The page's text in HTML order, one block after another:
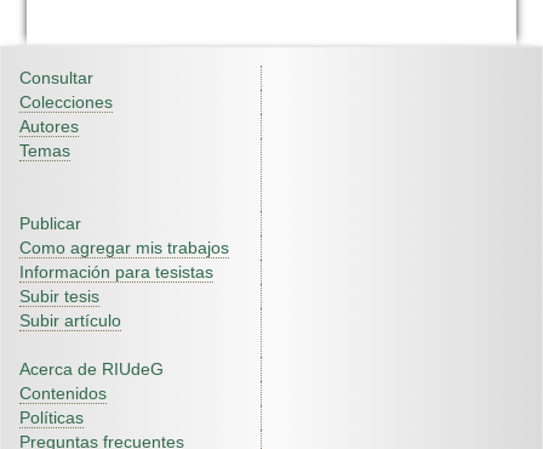
Consultar
Colecciones
Autores
Temas
Publicar
Como agregar mis trabajos
Información para tesistas
Subir tesis
Subir artículo
Acerca de RIUdeG
Contenidos
Políticas
Preguntas frecuentes